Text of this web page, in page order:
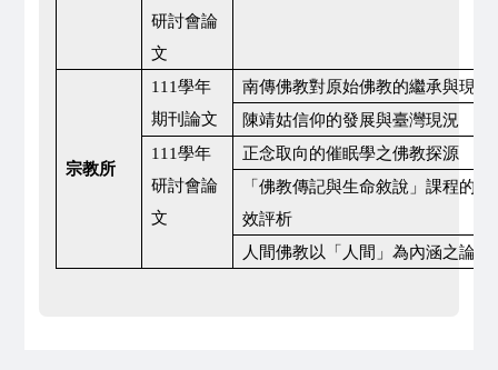
研討會論
文
宗教所
111學年
期刊論文
南傳佛教對原始佛教的繼承與現代
陳靖姑信仰的發展與臺灣現況
111學年
研討會論
文
正念取向的催眠學之佛教探源
「佛教傳記與生命敘說」課程的
效評析
人間佛教以「人間」為內涵之論